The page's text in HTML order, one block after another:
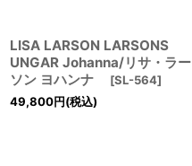
LISA LARSON LARSONS
UNGAR Johanna/リサ・ラー
ソン ヨハンナ
[SL-564]
49,800円(税込)